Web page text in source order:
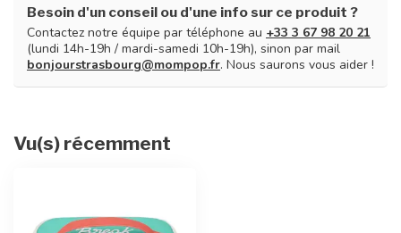
Besoin d'un conseil ou d'une info sur ce produit ?
Contactez notre équipe par téléphone au +33 3 67 98 20 21
(lundi 14h-19h / mardi-samedi 10h-19h), sinon par mail
bonjourstrasbourg@mompop.fr. Nous saurons vous aider !
Vu(s) récemment